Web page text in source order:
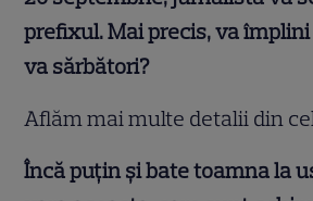
prefixul. Mai precis, va împlini
va sărbători?
Aflăm mai multe detalii din
Încă puțin și bate toamna la